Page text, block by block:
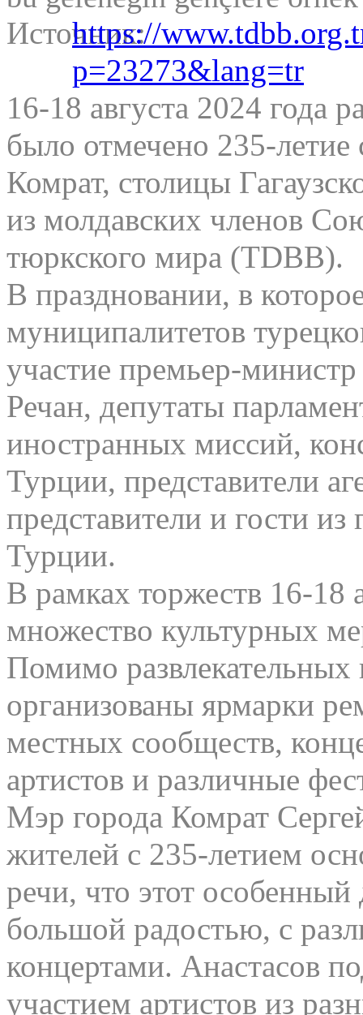
Источник:
https://
p=23273&lang=tr
16-18 августа 2024 года
было отмечено 235-летие
Комрат, столицы
из молдавских членов
тюркского мира (TDBB).
В праздновании, в
муниципалитетов
участие премьер-
Речан, депутаты
иностранных миссий,
Турции, представители
представители и гости
Турции.
В рамках торжеств 16-18
множество культурных
Помимо
организованы ярмарки
местных сообществ,
артистов и различные
Мэр города Комрат
жителей с 235-летием
речи, что этот
большой радостью, с
концертами. Анастасов
участием артистов из